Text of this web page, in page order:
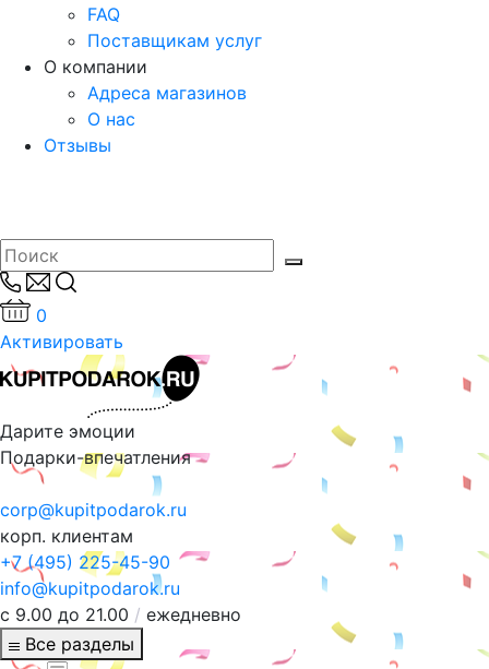
FAQ
Поставщикам услуг
О компании
Адреса магазинов
О нас
Отзывы
0
Активировать
Дарите эмоции
Подарки-впечатления
corp@kupitpodarok.ru
корп. клиентам
+7 (495) 225-45-90
info@kupitpodarok.ru
с 9.00 до 21.00 / ежедневно
Все разделы